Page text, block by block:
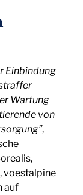
Einbindung
Wartung
von
,
voestalpine
auf